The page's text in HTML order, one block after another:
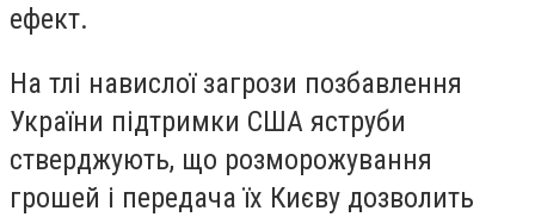
ефект.
На тлі навислої загрози позбавлення
України підтримки США яструби
стверджують, що розморожування
грошей і передача їх Києву дозволить